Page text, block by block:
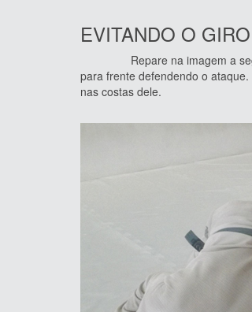
EVITANDO O GIRO
Repare na imagem a seguir
para frente defendendo o
nas costas dele.